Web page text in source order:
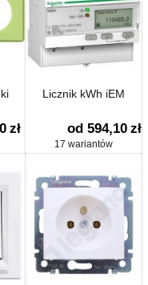
zł
Licznik kWh iEM
od 594,10 zł
17 wariantów